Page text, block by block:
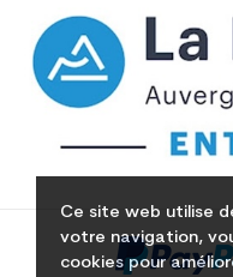
Ce site web utilise
votre navigation,
cookies pour